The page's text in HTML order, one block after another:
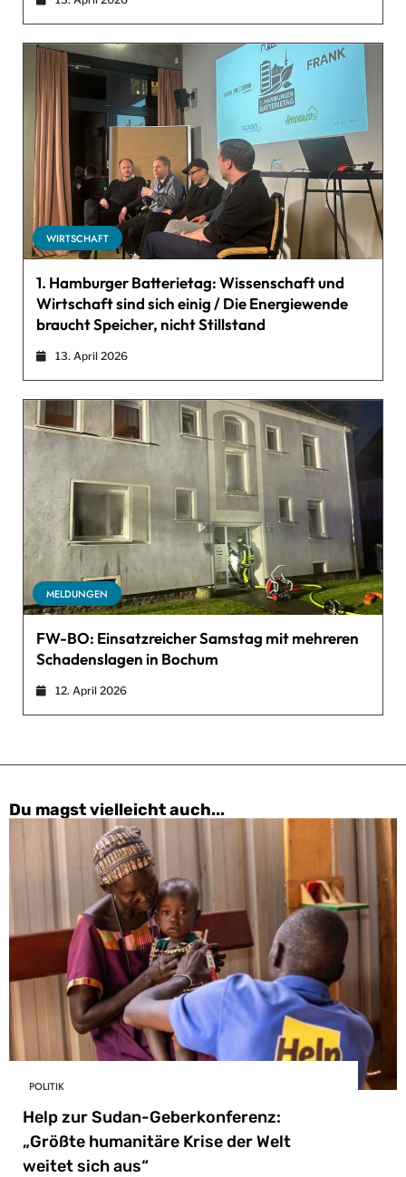
WIRTSCHAFT
1. Hamburger Batterietag: Wissenschaft und
Wirtschaft sind sich einig / Die Energiewende
braucht Speicher, nicht Stillstand
13. April 2026
MELDUNGEN
FW-BO: Einsatzreicher Samstag mit mehreren
Schadenslagen in Bochum
12. April 2026
Du magst vielleicht auch...
POLITIK
Help zur Sudan-Geberkonferenz:
„Größte humanitäre Krise der Welt
weitet sich aus“